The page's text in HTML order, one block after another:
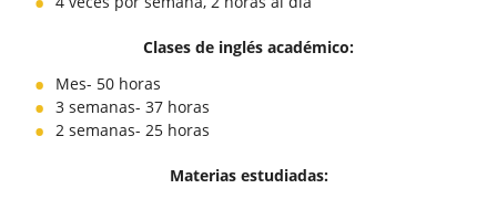
Clases de inglés académico:
Mes- 50 horas
3 semanas- 37 horas
2 semanas- 25 horas
Materias estudiadas: